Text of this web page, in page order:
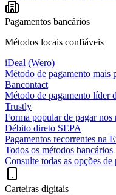
Pagamentos bancários
Métodos locais confiáveis
iDeal (Wero)
Método de pagamento mais
Bancontact
Método de pagamento líder
Trustly
Forma popular de pagar nos
Débito direto SEPA
Pagamentos recorrentes na
Todos os métodos bancários
Consulte todas as opções
Carteiras digitais